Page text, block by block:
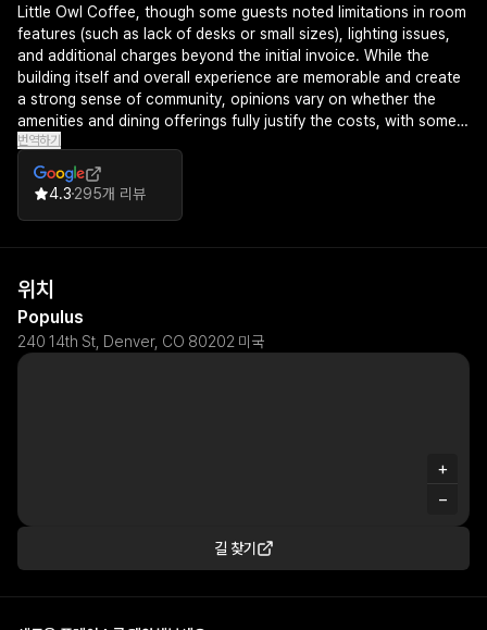
Little Owl Coffee, though some guests noted limitations in room
features (such as lack of desks or small sizes), lighting issues,
and additional charges beyond the initial invoice. While the
building itself and overall experience are memorable and create
a strong sense of community, opinions vary on whether the
amenities and dining offerings fully justify the costs, with some
guests experiencing the space as transformative and worth
returning to, while others felt it fell short of expectations for the
price.
번역하기
4.3 295개 리뷰
위치
Populus
240 14th St, Denver, CO 80202 미국
+
−
길 찾기